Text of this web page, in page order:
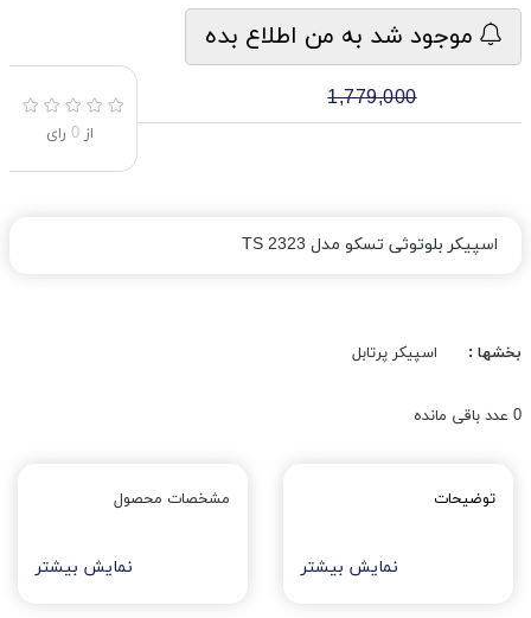
موجود شد به من اطلاع بده
1,779,000
از 0 رای
اسپیکر بلوتوثی تسکو مدل TS 2323
بخشها : اسپیکر پرتابل
0 عدد باقی مانده
توضیحات
نمایش بیشتر
مشخصات محصول
نمایش بیشتر